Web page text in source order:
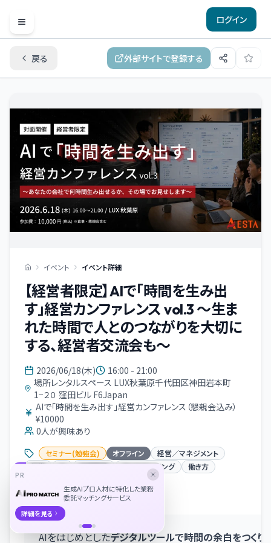
Open menu
ログイン
戻る 外部サイトで登録する
イベント イベント詳細
【経営者限定】AIで「時間を生み出
す」経営カンファレンス vol.3 ～生ま
れた時間で人とのつながりを大切に
する、経営者交流会も～
2026/06/18(木)
16:00 - 21:00
場所レンタルスペース LUX秋葉原千代田区神田岩本町
1−２０ 窪田ビル F6Japan
AIで「時間を生み出す」経営カンファレンス（懇親会込み）
¥10000
0人が興味あり
セミナー(勉強会) オフライン
経営／マネジメント
経営
AI 組織開発 ウェルビーイング 働き方
イベント概要
AIをはじめとしたデジタルツールで時間の余白をつくり
PR
生成AIプロ人材に特化した業務
委託マッチングサービス
詳細を見る